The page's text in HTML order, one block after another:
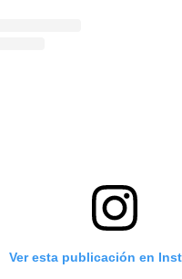
Ver esta publicación en